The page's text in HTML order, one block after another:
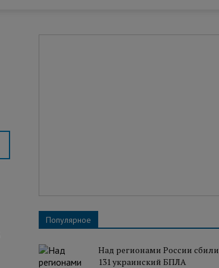
Популярное
Над регионами России сбили
131 украинский БПЛА